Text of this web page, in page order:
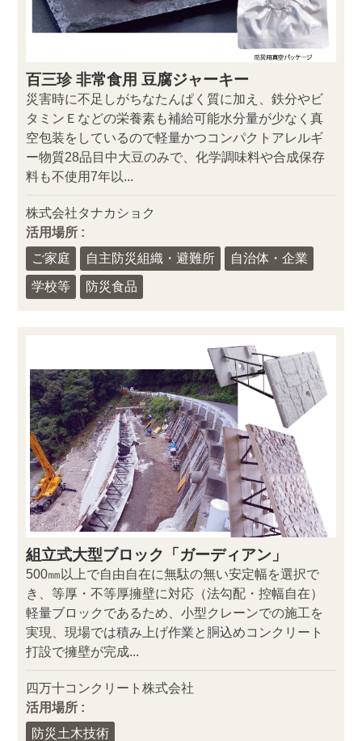
百三珍 非常食用 豆腐ジャーキー
災害時に不足しがちなたんぱく質に加え、鉄分やビ
タミンＥなどの栄養素も補給可能水分量が少なく真
空包装をしているので軽量かつコンパクトアレルギ
ー物質28品目中大豆のみで、化学調味料や合成保存
料も不使用7年以...
株式会社タナカショク
活用場所 :
ご家庭
自主防災組織・避難所 自治体・企業
学校等 防災食品
組立式大型ブロック「ガーディアン」
500㎜以上で自由自在に無駄の無い安定幅を選択で
き、等厚・不等厚擁壁に対応（法勾配・控幅自在）
軽量ブロックであるため、小型クレーンでの施工を
実現、現場では積み上げ作業と胴込めコンクリート
打設で擁壁が完成...
四万十コンクリート株式会社
活用場所 :
防災土木技術